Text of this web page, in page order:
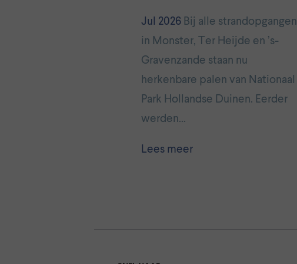
Jul 2026 Bij alle strandopgangen
in Monster, Ter Heijde en ’s-
Gravenzande staan nu
herkenbare palen van Nationaal
Park Hollandse Duinen. Eerder
werden…
Lees meer